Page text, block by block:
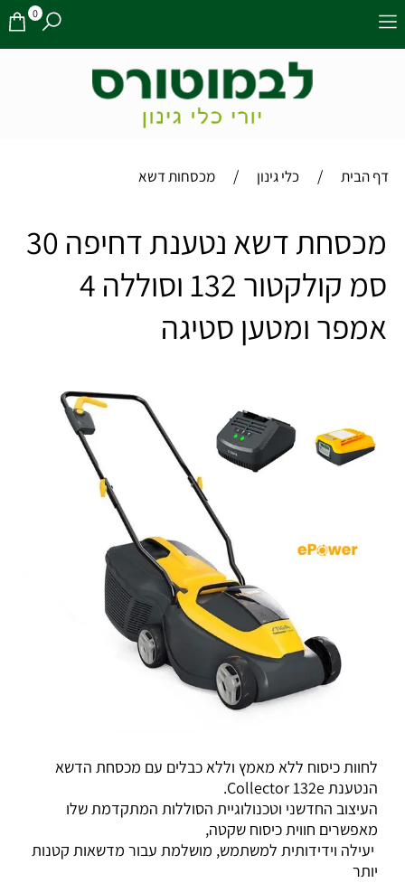
0
דף הבית / כלי גינון / מכסחות דשא
מכסחת דשא נטענת דחיפה 30
סמ קולקטור 132 וסוללה 4
אמפר ומטען סטיגה
לחוות כיסוח ללא מאמץ וללא כבלים עם מכסחת הדשא
הנטענת Collector 132e.
העיצוב החדשני וטכנולוגיית הסוללות המתקדמת שלו
מאפשרים חווית כיסוח שקטה,
יעילה וידידותית למשתמש, מושלמת עבור מדשאות קטנות
יותר